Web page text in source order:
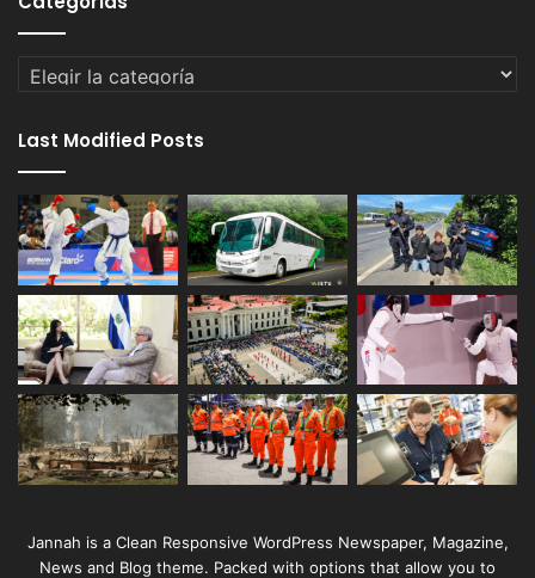
Categorías
Last Modified Posts
Jannah is a Clean Responsive WordPress Newspaper, Magazine,
News and Blog theme. Packed with options that allow you to